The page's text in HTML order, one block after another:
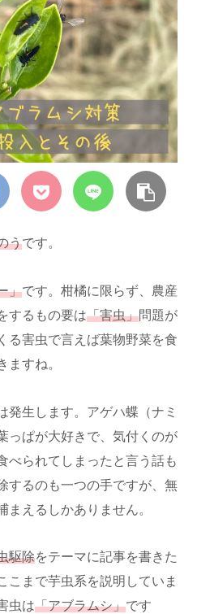
うです。
」です。柑橘に限らず、農産
するもの要は「害虫」問題が
る害虫で言えば葉物野菜を食
ますね。
発生します。アゲハ蝶（ナミ
っぱが大好きで、気付くのが
べられてしまったと言う話も
するのも一つの手ですが、無
まえるしかありません。
駆除をテーマに記事を書きた
こまで芋虫系を説明していま
虫は「アブラムシ」です